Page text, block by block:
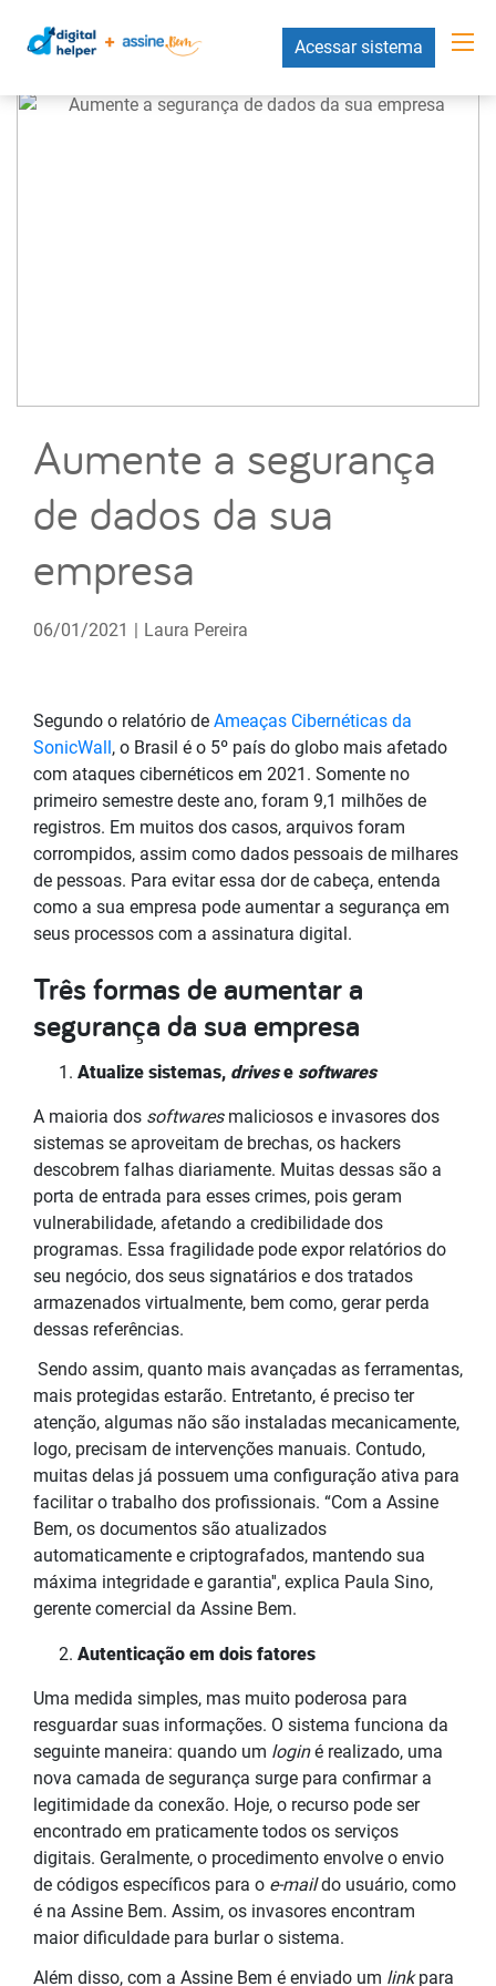
Acessar sistema
Aumente a segurança
de dados da sua
empresa
06/01/2021 | Laura Pereira
Segundo o relatório de Ameaças Cibernéticas da
SonicWall, o Brasil é o 5º país do globo mais afetado
com ataques cibernéticos em 2021. Somente no
primeiro semestre deste ano, foram 9,1 milhões de
registros. Em muitos dos casos, arquivos foram
corrompidos, assim como dados pessoais de milhares
de pessoas. Para evitar essa dor de cabeça, entenda
como a sua empresa pode aumentar a segurança em
seus processos com a assinatura digital.
Três formas de aumentar a
segurança da sua empresa
Atualize sistemas, drivese softwares
A maioria dos softwares maliciosos e invasores dos
sistemas se aproveitam de brechas, os hackers
descobrem falhas diariamente. Muitas dessas são a
porta de entrada para esses crimes, pois geram
vulnerabilidade, afetando a credibilidade dos
programas. Essa fragilidade pode expor relatórios do
seu negócio, dos seus signatários e dos tratados
armazenados virtualmente, bem como, gerar perda
dessas referências.
Sendo assim, quanto mais avançadas as ferramentas,
mais protegidas estarão. Entretanto, é preciso ter
atenção, algumas não são instaladas mecanicamente,
logo, precisam de intervenções manuais. Contudo,
muitas delas já possuem uma configuração ativa para
facilitar o trabalho dos profissionais. “Com a Assine
Bem, os documentos são atualizados
automaticamente e criptografados, mantendo sua
máxima integridade e garantia'', explica Paula Sino,
gerente comercial da Assine Bem.
Autenticação em dois fatores
Uma medida simples, mas muito poderosa para
resguardar suas informações. O sistema funciona da
seguinte maneira: quando um loginé realizado, uma
nova camada de segurança surge para confirmar a
legitimidade da conexão. Hoje, o recurso pode ser
encontrado em praticamente todos os serviços
digitais. Geralmente, o procedimento envolve o envio
de códigos específicos para o e-maildo usuário, como
é na Assine Bem. Assim, os invasores encontram
maior dificuldade para burlar o sistema.
Além disso, com a Assine Bem é enviado um linkpara